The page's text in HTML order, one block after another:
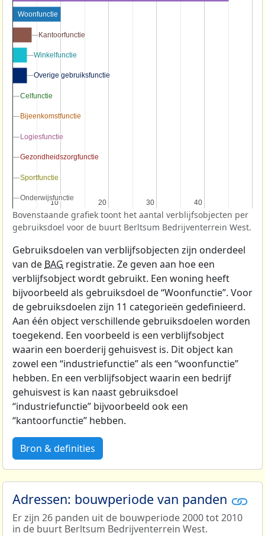
10
10 20
20 30
30 40
40
Woonfunctie
Kantoorfunctie
Kantoorfunctie
Winkelfunctie
Winkelfunctie
Overige gebruiksfunctie
Overige gebruiksfunctie
Celfunctie
Celfunctie
Bijeenkomstfunctie
Bijeenkomstfunctie
Logiesfunctie
Logiesfunctie
Gezondheidszorgfunctie
Gezondheidszorgfunctie
Sportfunctie
Sportfunctie
Onderwijsfunctie
Onderwijsfunctie
Bovenstaande grafiek toont het aantal verblijfsobjecten per
gebruiksdoel voor de buurt Berltsum Bedrijventerrein West.
Gebruiksdoelen van verblijfsobjecten zijn onderdeel
van deBAG registratie. Ze geven aan hoe een
verblijfsobject wordt gebruikt. Een woning heeft
bijvoorbeeld als gebruiksdoel de “Woonfunctie”. Voor
de gebruiksdoelen zijn 11 categorieën gedefinieerd.
Aan één object verschillende gebruiksdoelen worden
toegekend. Een voorbeeld is een verblijfsobject
waarin een boerderij gehuisvest is. Dit object kan
zowel een “industriefunctie” als een “woonfunctie”
hebben. En een verblijfsobject waarin een bedrijf
gehuisvest is kan naast gebruiksdoel
“industriefunctie” bijvoorbeeld ook een
“kantoorfunctie” hebben.
Bron & definities
Adressen: bouwperiode van panden
Er zijn 26 panden uit de bouwperiode 2000 tot 2010
in de buurt Berltsum Bedrijventerrein West.